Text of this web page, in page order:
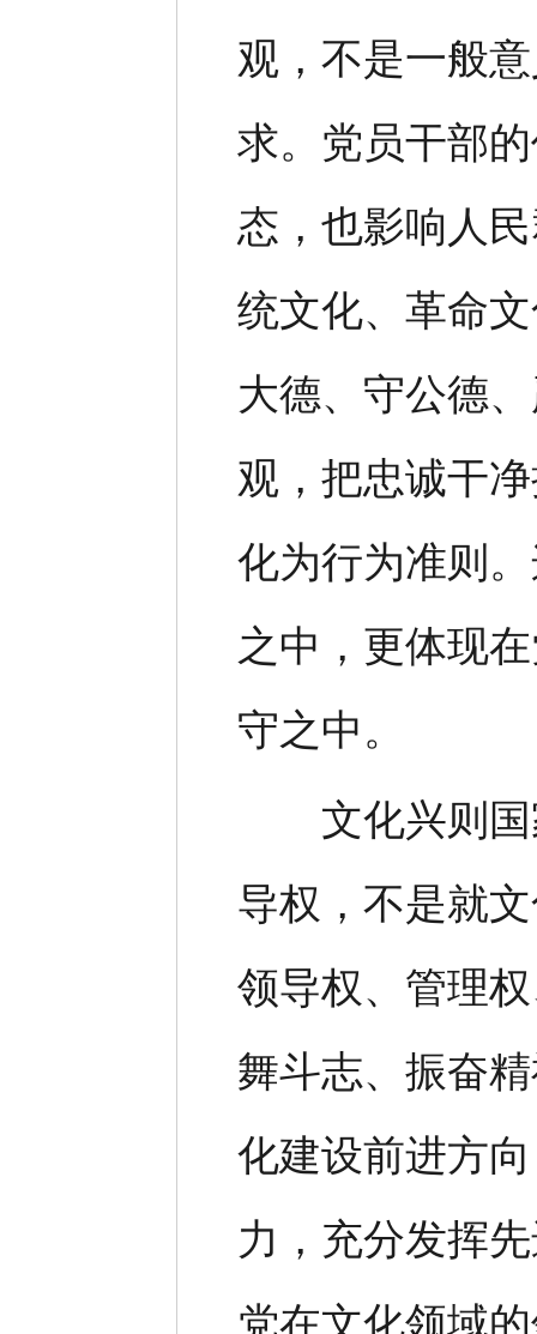
观，不是一般
求。党员干部
态，也影响人
统文化、革命
大德、守公德
观，把忠诚干
化为行为准则
之中，更体现
守之中。
文化兴则国
导权，不是就
领导权、管理
舞斗志、振奋
化建设前进方
力，充分发挥
党在文化领域